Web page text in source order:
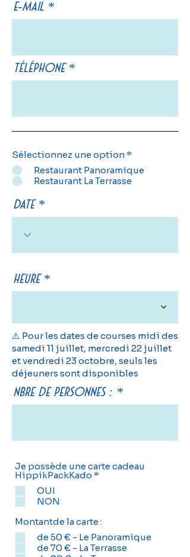
E-mail
Téléphone
Sélectionnez une option*
Restaurant Panoramique
Restaurant La Terrasse
Date
Heure
⚠️ Pour les dates de courses midi des
samedi 11 juillet, mercredi 22 juillet
et vendredi 23 octobre, seuls les
déjeuners sont disponibles
Nbre de personnes :
Je possède une carte cadeau
HippikPackKado *
a
t
o
i
r
OUI
NON
Montantde la carte :
de 50 € - Le Panoramique
de 70 € - La Terrasse